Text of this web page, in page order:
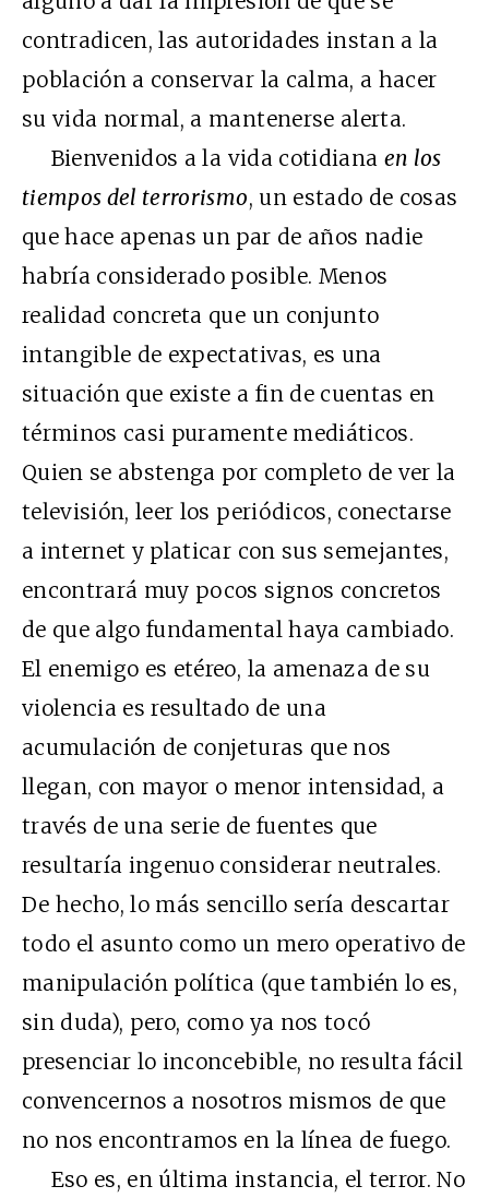
contradicen, las autoridades instan a la
población a conservar la calma, a hacer
su vida normal, a mantenerse alerta.
Bienvenidos a la vida cotidiana en los
tiempos del terrorismo, un estado de cosas
que hace apenas un par de años nadie
habría considerado posible. Menos
realidad concreta que un conjunto
intangible de expectativas, es una
situación que existe a fin de cuentas en
términos casi puramente mediáticos.
Quien se abstenga por completo de ver la
televisión, leer los periódicos, conectarse
a internet y platicar con sus semejantes,
encontrará muy pocos signos concretos
de que algo fundamental haya cambiado.
El enemigo es etéreo, la amenaza de su
violencia es resultado de una
acumulación de conjeturas que nos
llegan, con mayor o menor intensidad, a
través de una serie de fuentes que
resultaría ingenuo considerar neutrales.
De hecho, lo más sencillo sería descartar
todo el asunto como un mero operativo de
manipulación política (que también lo es,
sin duda), pero, como ya nos tocó
presenciar lo inconcebible, no resulta fácil
convencernos a nosotros mismos de que
no nos encontramos en la línea de fuego.
Eso es, en última instancia, el terror. No